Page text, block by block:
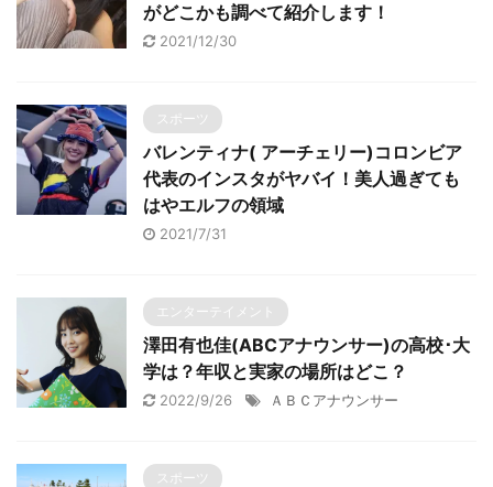
がどこかも調べて紹介します！
2021/12/30
スポーツ
バレンティナ( アーチェリー)コロンビア
代表のインスタがヤバイ！美人過ぎても
はやエルフの領域
2021/7/31
エンターテイメント
澤田有也佳(ABCアナウンサー)の高校･大
学は？年収と実家の場所はどこ？
2022/9/26 ＡＢＣアナウンサー
スポーツ